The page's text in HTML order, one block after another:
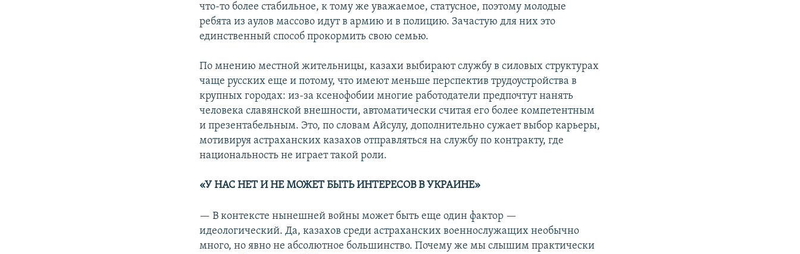
что-то более стабильное, к тому же уважаемое, статусное, поэтому молодые
ребята из аулов массово идут в армию и в полицию. Зачастую для них это
единственный способ прокормить свою семью.
По мнению местной жительницы, казахи выбирают службу в силовых структурах
чаще русских еще и потому, что имеют меньше перспектив трудоустройства в
крупных городах: из-за ксенофобии многие работодатели предпочтут нанять
человека славянской внешности, автоматически считая его более компетентным
и презентабельным. Это, по словам Айсулу, дополнительно сужает выбор карьеры,
мотивируя астраханских казахов отправляться на службу по контракту, где
национальность не играет такой роли.
«У НАС НЕТ И НЕ МОЖЕТ БЫТЬ ИНТЕРЕСОВ В УКРАИНЕ»
— В контексте нынешней войны может быть еще один фактор —
идеологический. Да, казахов среди астраханских военнослужащих необычно
много, но явно не абсолютное большинство. Почему же мы слышим практически